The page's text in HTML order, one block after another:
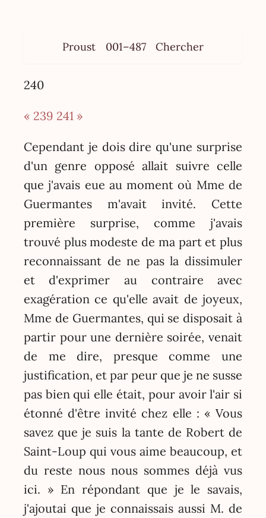
Proust 001–487 Chercher
240
« 239 241 »
Cependant je dois dire qu'une surprise
d'un genre opposé allait suivre celle
que j'avais eue au moment où Mme de
Guermantes m'avait invité. Cette
première surprise, comme j'avais
trouvé plus modeste de ma part et plus
reconnaissant de ne pas la dissimuler
et d'exprimer au contraire avec
exagération ce qu'elle avait de joyeux,
Mme de Guermantes, qui se disposait à
partir pour une dernière soirée, venait
de me dire, presque comme une
justification, et par peur que je ne susse
pas bien qui elle était, pour avoir l'air si
étonné d'être invité chez elle : « Vous
savez que je suis la tante de Robert de
Saint-Loup qui vous aime beaucoup, et
du reste nous nous sommes déjà vus
ici. » En répondant que je le savais,
j'ajoutai que je connaissais aussi M. de